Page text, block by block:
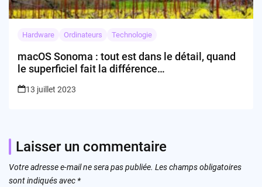
Hardware Ordinateurs Technologie
macOS Sonoma : tout est dans le détail, quand
le superficiel fait la différence…
13 juillet 2023
Laisser un commentaire
Votre adresse e-mail ne sera pas publiée. Les champs obligatoires
sont indiqués avec *